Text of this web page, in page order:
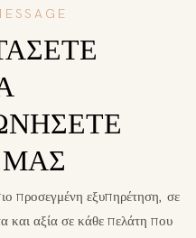
ΜΑΣ
προσεγμένη εξυπηρέτηση, σε
και αξία σε κάθε πελάτη που